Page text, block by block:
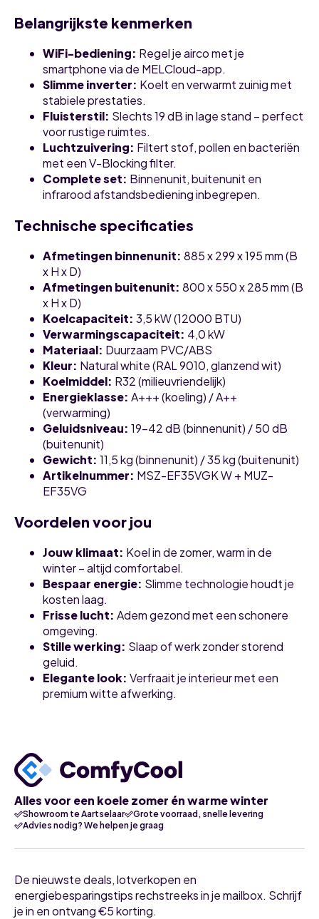
Belangrijkste kenmerken
WiFi-bediening: Regel je airco met je
smartphone via de MELCloud-app.
Slimme inverter: Koelt en verwarmt zuinig met
stabiele prestaties.
Fluisterstil: Slechts 19 dB in lage stand – perfect
voor rustige ruimtes.
Luchtzuivering: Filtert stof, pollen en bacteriën
met een V-Blocking filter.
Complete set: Binnenunit, buitenunit en
infrarood afstandsbediening inbegrepen.
Technische specificaties
Afmetingen binnenunit: 885 x 299 x 195 mm (B
x H x D)
Afmetingen buitenunit: 800 x 550 x 285 mm (B
x H x D)
Koelcapaciteit: 3,5 kW (12000 BTU)
Verwarmingscapaciteit: 4,0 kW
Materiaal: Duurzaam PVC/ABS
Kleur: Natural white (RAL 9010, glanzend wit)
Koelmiddel: R32 (milieuvriendelijk)
Energieklasse: A+++ (koeling) / A++
(verwarming)
Geluidsniveau: 19-42 dB (binnenunit) / 50 dB
(buitenunit)
Gewicht: 11,5 kg (binnenunit) / 35 kg (buitenunit)
Artikelnummer: MSZ-EF35VGK W + MUZ-
EF35VG
Voordelen voor jou
Jouw klimaat: Koel in de zomer, warm in de
winter – altijd comfortabel.
Bespaar energie: Slimme technologie houdt je
kosten laag.
Frisse lucht: Adem gezond met een schonere
omgeving.
Stille werking: Slaap of werk zonder storend
geluid.
Elegante look: Verfraait je interieur met een
premium witte afwerking.
Alles voor een koele zomer én warme winter
Showroom te Aartselaar
Grote voorraad, snelle levering
Advies nodig? We helpen je graag
De nieuwste deals, lotverkopen en
energiebesparingstips rechstreeks in je mailbox. Schrijf
je in en ontvang €5 korting.